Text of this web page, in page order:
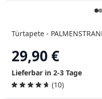
Türtapete -
29,90 €
Lieferbar in 2-3 Tage
(10)